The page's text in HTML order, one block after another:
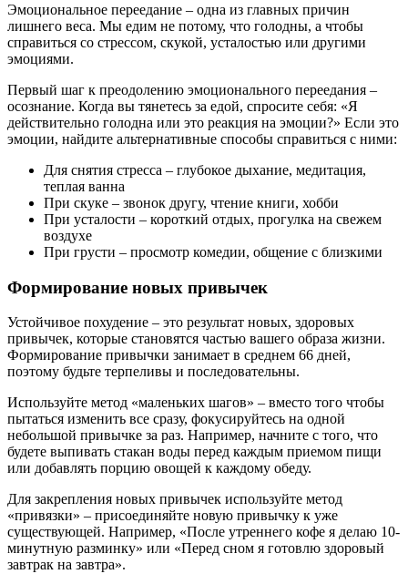
Эмоциональное переедание – одна из главных причин
лишнего веса. Мы едим не потому, что голодны, а чтобы
справиться со стрессом, скукой, усталостью или другими
эмоциями.
Первый шаг к преодолению эмоционального переедания –
осознание. Когда вы тянетесь за едой, спросите себя: «Я
действительно голодна или это реакция на эмоции?» Если это
эмоции, найдите альтернативные способы справиться с ними:
Для снятия стресса – глубокое дыхание, медитация,
теплая ванна
При скуке – звонок другу, чтение книги, хобби
При усталости – короткий отдых, прогулка на свежем
воздухе
При грусти – просмотр комедии, общение с близкими
Формирование новых привычек
Устойчивое похудение – это результат новых, здоровых
привычек, которые становятся частью вашего образа жизни.
Формирование привычки занимает в среднем 66 дней,
поэтому будьте терпеливы и последовательны.
Используйте метод «маленьких шагов» – вместо того чтобы
пытаться изменить все сразу, фокусируйтесь на одной
небольшой привычке за раз. Например, начните с того, что
будете выпивать стакан воды перед каждым приемом пищи
или добавлять порцию овощей к каждому обеду.
Для закрепления новых привычек используйте метод
«привязки» – присоединяйте новую привычку к уже
существующей. Например, «После утреннего кофе я делаю 10-
минутную разминку» или «Перед сном я готовлю здоровый
завтрак на завтра».